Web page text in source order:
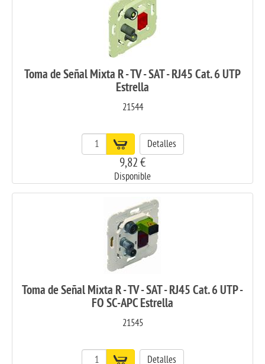
Toma de Señal Mixta R - TV - SAT - RJ45 Cat. 6 UTP
Estrella
21544
Detalles
9,82 €
Disponible
Toma de Señal Mixta R - TV - SAT - RJ45 Cat. 6 UTP -
FO SC-APC Estrella
21545
Detalles